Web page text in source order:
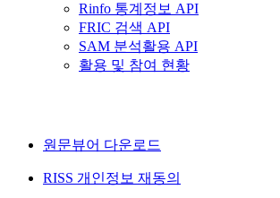
Rinfo 통계정보 API
FRIC 검색 API
SAM 분석활용 API
활용 및 참여 현황
원문뷰어 다운로드
RISS 개인정보 재동의